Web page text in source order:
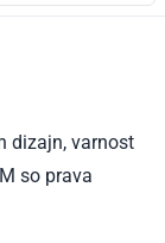
dizajn, varnost
so prava